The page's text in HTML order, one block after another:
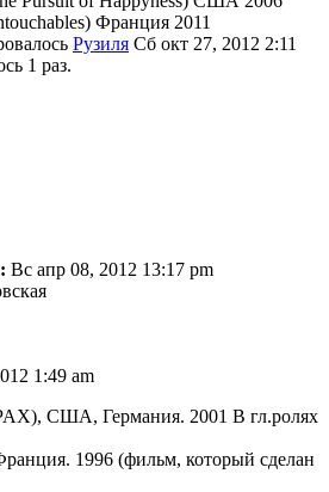
Франция 2011
Рузиля Сб окт 27, 2012 2:11
1 раз.
Вс апр 08, 2012 13:17 pm
1:49 am
США, Германия. 2001 В гл.ролях
1996 (фильм, который сделан